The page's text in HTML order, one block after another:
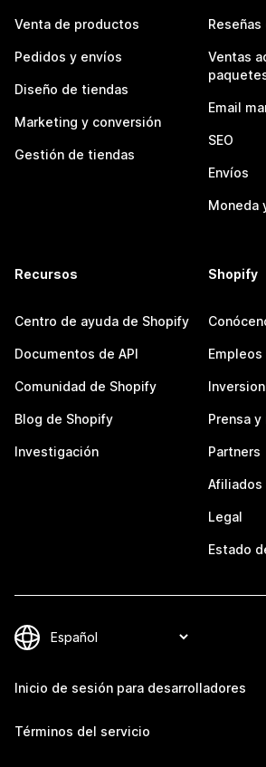
Venta de productos
Pedidos y envíos
Diseño de tiendas
Marketing y conversión
Gestión de tiendas
Ventas
Email
SEO
Envíos
Moneda
Recursos
Centro de ayuda de Shopify
Documentos de API
Comunidad de Shopify
Blog de Shopify
Investigación
Shopify
Empleos
Prensa
Partners
Afiliados
Legal
Estado
Inicio de sesión para desarrolladores
Términos del servicio